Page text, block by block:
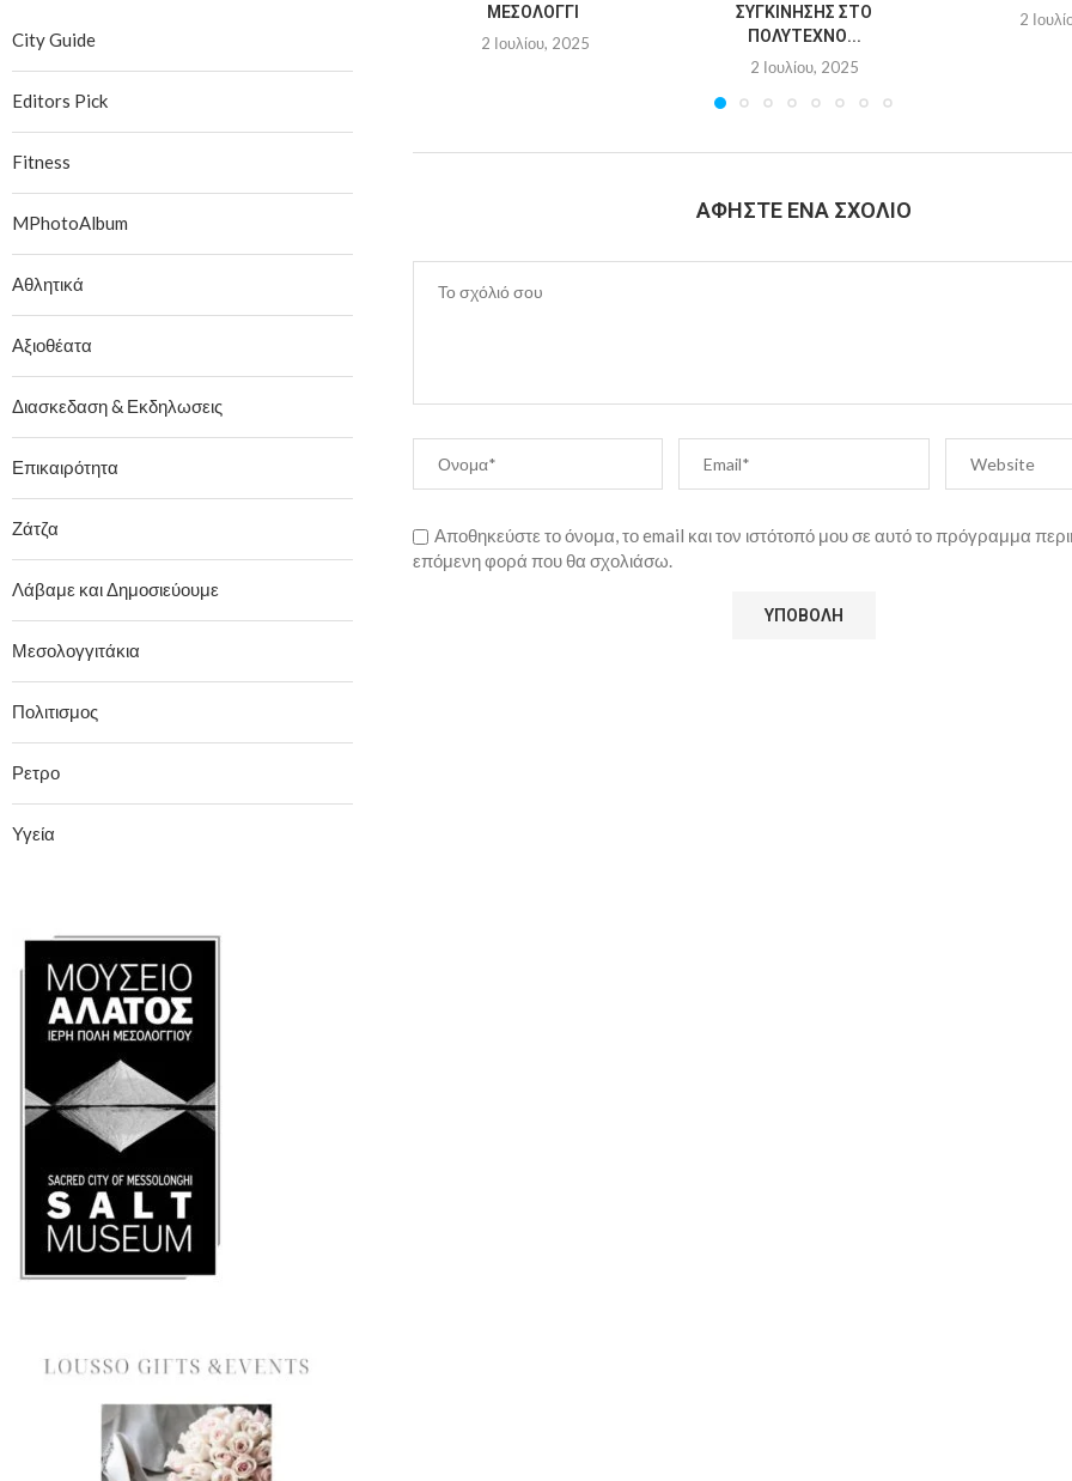
ΜΕΣΟΛΌΓΓΙ
2 Ιουλίου, 2025
ΣΥΓΚΊΝΗΣΗΣ ΣΤΟ
ΠΟΛΎΤΕΧΝΟ...
2 Ιουλίου, 2025
2
ΑΦΉΣΤΕ ΈΝΑ ΣΧΌΛΙΟ
Αποθηκεύστε το όνομα, το email και τον ιστότοπό μου σε αυτό το πρόγραμμα
επόμενη φορά που θα σχολιάσω.
City Guide
Editors Pick
Fitness
MPhotoAlbum
Αθλητικά
Αξιοθέατα
Διασκεδαση & Εκδηλωσεις
Επικαιρότητα
Ζάτζα
Λάβαμε και Δημοσιεύουμε
Μεσολογγιτάκια
Πολιτισμος
Ρετρο
Υγεία